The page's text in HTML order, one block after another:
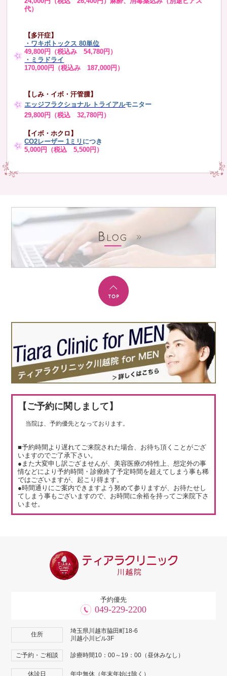
代）
【多汗症】
・ ワキボトックス 80単位
49,800円（税込み 54,780円）
・ミラドライ
170,000円（税込み 187,000円）
【しみ・イボ・汗管腫】
エッジフラクショナル トライアルモニター
29,800円（税込 32,780円）
【イボ・ホクロ】
CO2レーザー 1ミリ につき
5,000円（税込 5,500円）
【ご予約に関しまして】
当院は、予約優先となっております。
■予約時間より遅れてご来院された場合、お待ち頂くことがござ
いますのでご了承下さい。
●また大変申し訳ござませんが、美容医療の特性上、想定外の事
情などにより予約時間・診療終了予定時間を超えてしまう事も稀
ではございますが、起こり得ます。
●時間通りにご案内できますよう努めて参りますが、お待たせし
てしまう事もございますので、お時間に余裕を持ってご来院下さ
いませ。
予約優先
049-229-2200
住所
埼玉県川越市脇田町18-6
川越小川ビル3F
ご予約・ご相談 診療時間10：00～19：00（昼休みなし）
休診日 年中無休（年末年始は除く）